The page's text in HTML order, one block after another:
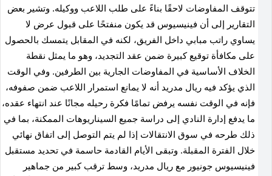
تتوقف المفاوضات لاحقًا بناءً على طلب اللاعب ووكيله. وتشير بعض
التقارير إلى أن فينيسيوس قد يكون منفتحًا على قبول عرض لا
يساوي راتب مبابي داخل الفريق، لكنه في المقابل يتمسك بالحصول
على مكافأة توقيع كبيرة ضمن عقد التجديد، وهو ما يمثل نقطة
الخلاف الأساسية في المفاوضات الجارية بين الطرفين. وفي الوقت
الذي يؤكد فيه ريال مدريد أنه لا يمانع استمرار اللاعب ضمن صفوفه،
فإنه في الوقت نفسه يرفض تمامًا فكرة رحيله مجانًا عند انتهاء عقده،
ما يدفع إدارة النادي إلى دراسة جميع السيناريوهات الممكنة، بما في
ذلك طرحه في سوق الانتقالات إذا لم يتم التوصل إلى اتفاق نهائي
خلال الفترة المقبلة. وتبقى الأيام القادمة حاسمة في تحديد مستقبل
فينيسيوس جونيور مع ريال مدريد، وسط ترقب كبير من جماهير